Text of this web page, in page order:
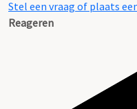
Stel een vraag of plaats
Reageren